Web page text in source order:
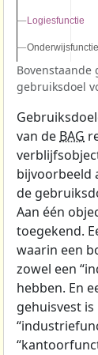
Logiesfunctie
Logiesfunctie
Onderwijsfunctie
Onderwijsfunctie
gebruiksdoel
van de BAG
bijvoorbeeld
de
Aan één
toegekend.
waarin een
zowel een
hebben. En
gehuisvest